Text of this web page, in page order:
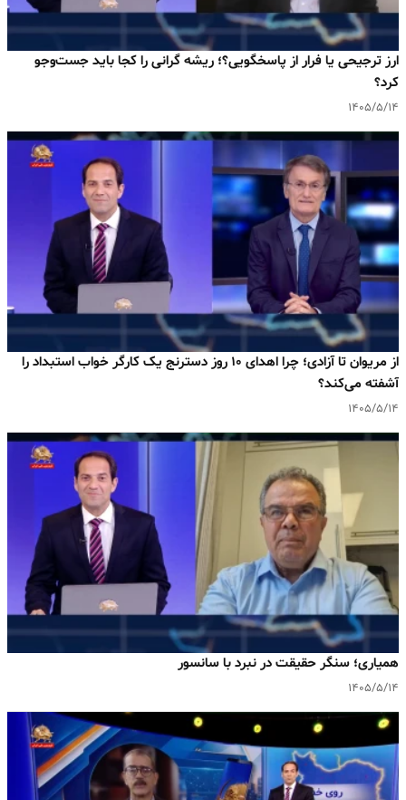
ارز ترجیحی یا فرار از پاسخگویی؟؛ ریشه گرانی را کجا باید جست‌وجو
کرد؟
۱۴۰۵/۵/۱۴
از مریوان تا آزادی؛ چرا اهدای ۱۰ روز دسترنج یک کارگر خواب استبداد را
آشفته می‌کند؟
۱۴۰۵/۵/۱۴
همیاری؛ سنگر حقیقت در نبرد با سانسور
۱۴۰۵/۵/۱۴